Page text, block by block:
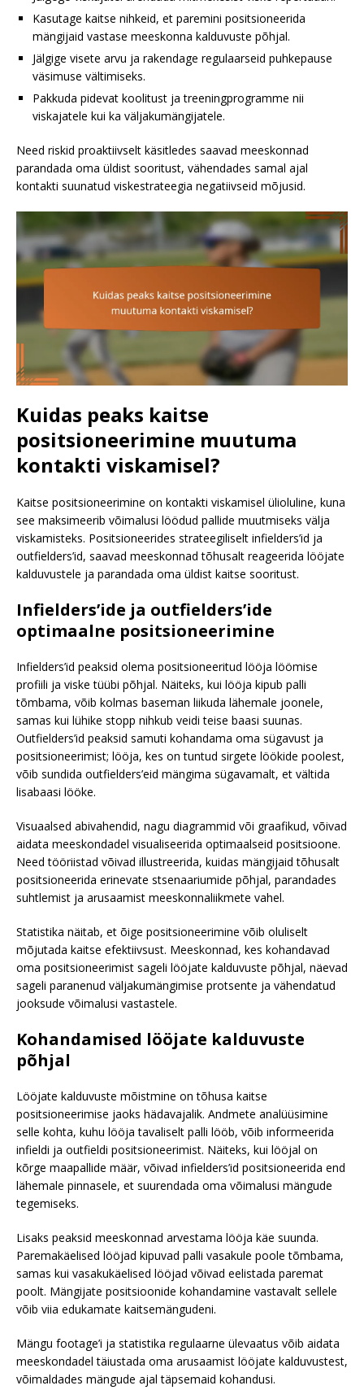
Kasutage kaitse nihkeid, et paremini positsioneerida
mängijaid vastase meeskonna kalduvuste põhjal.
Jälgige visete arvu ja rakendage regulaarseid puhkepause
väsimuse vältimiseks.
Pakkuda pidevat koolitust ja treeningprogramme nii
viskajatele kui ka väljakumängijatele.
Need riskid proaktiivselt käsitledes saavad meeskonnad
parandada oma üldist sooritust, vähendades samal ajal
kontakti suunatud viskestrateegia negatiivseid mõjusid.
Kuidas peaks kaitse
positsioneerimine muutuma
kontakti viskamisel?
Kaitse positsioneerimine on kontakti viskamisel ülioluline, kuna
see maksimeerib võimalusi löödud pallide muutmiseks välja
viskamisteks. Positsioneerides strateegiliselt infielders’id ja
outfielders’id, saavad meeskonnad tõhusalt reageerida lööjate
kalduvustele ja parandada oma üldist kaitse sooritust.
Infielders’ide ja outfielders’ide
optimaalne positsioneerimine
Infielders’id peaksid olema positsioneeritud lööja löömise
profiili ja viske tüübi põhjal. Näiteks, kui lööja kipub palli
tõmbama, võib kolmas baseman liikuda lähemale joonele,
samas kui lühike stopp nihkub veidi teise baasi suunas.
Outfielders’id peaksid samuti kohandama oma sügavust ja
positsioneerimist; lööja, kes on tuntud sirgete löökide poolest,
võib sundida outfielders’eid mängima sügavamalt, et vältida
lisabaasi lööke.
Visuaalsed abivahendid, nagu diagrammid või graafikud, võivad
aidata meeskondadel visualiseerida optimaalseid positsioone.
Need tööriistad võivad illustreerida, kuidas mängijaid tõhusalt
positsioneerida erinevate stsenaariumide põhjal, parandades
suhtlemist ja arusaamist meeskonnaliikmete vahel.
Statistika näitab, et õige positsioneerimine võib oluliselt
mõjutada kaitse efektiivsust. Meeskonnad, kes kohandavad
oma positsioneerimist sageli lööjate kalduvuste põhjal, näevad
sageli paranenud väljakumängimise protsente ja vähendatud
jooksude võimalusi vastastele.
Kohandamised lööjate kalduvuste
põhjal
Lööjate kalduvuste mõistmine on tõhusa kaitse
positsioneerimise jaoks hädavajalik. Andmete analüüsimine
selle kohta, kuhu lööja tavaliselt palli lööb, võib informeerida
infieldi ja outfieldi positsioneerimist. Näiteks, kui lööjal on
kõrge maapallide määr, võivad infielders’id positsioneerida end
lähemale pinnasele, et suurendada oma võimalusi mängude
tegemiseks.
Lisaks peaksid meeskonnad arvestama lööja käe suunda.
Paremakäelised lööjad kipuvad palli vasakule poole tõmbama,
samas kui vasakukäelised lööjad võivad eelistada paremat
poolt. Mängijate positsioonide kohandamine vastavalt sellele
võib viia edukamate kaitsemängudeni.
Mängu footage’i ja statistika regulaarne ülevaatus võib aidata
meeskondadel täiustada oma arusaamist lööjate kalduvustest,
võimaldades mängude ajal täpsemaid kohandusi.